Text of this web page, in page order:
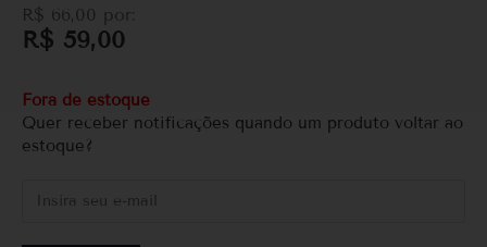
R$ 66,00 por:
R$ 59,00
Fora de estoque
Quer receber notificações quando um produto voltar ao
estoque?